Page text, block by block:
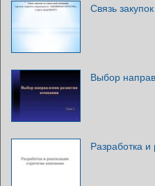
Связь
Выбор
Разработка